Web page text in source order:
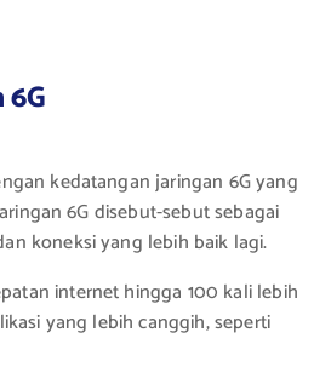
kedatangan jaringan 6G yang
6G disebut-sebut sebagai
koneksi yang lebih baik lagi.
internet hingga 100 kali lebih
yang lebih canggih, seperti